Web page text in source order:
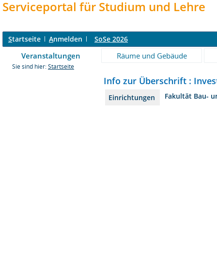
Serviceportal für Studium und Lehre
Startseite Anmelden SoSe 2026
Veranstaltungen Räume und Gebäude
Sie sind hier: Startseite
Info zur Überschrift :
Einrichtungen Fakultät Bau-